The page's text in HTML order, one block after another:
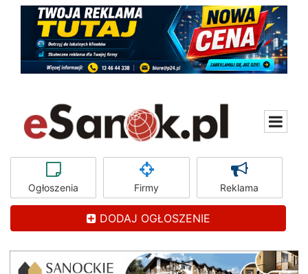
Ogłoszenia Firmy Reklama
DODAJ OGŁOSZENIE